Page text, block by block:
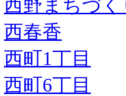
西野まちづ
西春香
西町1丁目
西町6丁目